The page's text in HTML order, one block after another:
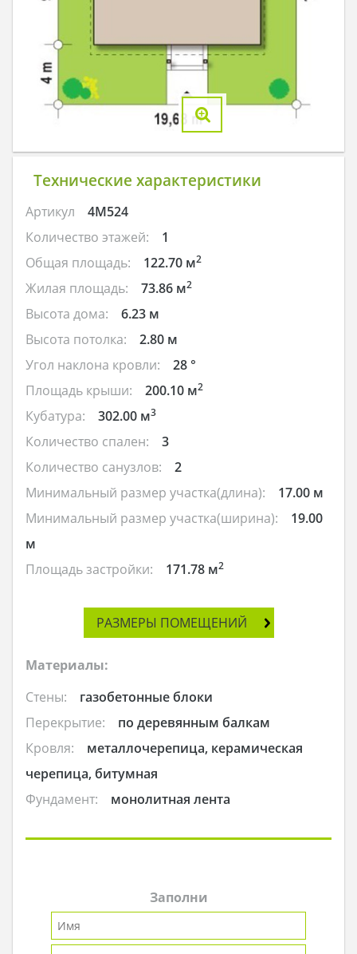
Технические характеристики
Артикул
4M524
Количество этажей:
1
Общая площадь:
122.70 м2
Жилая площадь: 73.86 м2
Высота дома:
6.23 м
Высота потолка:
2.80 м
Угол наклона кровли:
28 °
Площадь крыши:
200.10 м2
Кубатура: 302.00 м3
Количество спален:
3
Количество санузлов:
2
Минимальный размер участка(длина):
17.00 м
Минимальный размер участка(ширина):
19.00
м
Площадь застройки:
171.78 м2
РАЗМЕРЫ ПОМЕЩЕНИЙ
Материалы:
Стены:
газобетонные блоки
Перекрытие:
по деревянным балкам
Кровля:
металлочерепица, керамическая
черепица, битумная
Фундамент:
монолитная лента
Заполни